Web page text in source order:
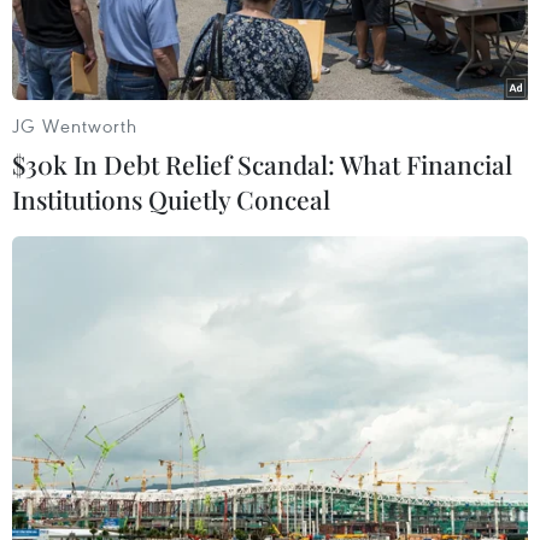
Mẫu xe của Porsche. (Nguồn: Bloomberg/Getty Images)
Giá cổ phiếu của nhà sản xuất xe hơi hạng sang
của Đức Porsche đã tăng trong ngày đầu tiên
giao dịch sau khi niêm yết trên thị trường
chứng khoán Frankfurt (Đức), giúp Porsche
được định giá ở khoảng 75 tỷ euro (73,5 tỷ USD)
JG Wentworth
$30k In Debt Relief Scandal: What Financial
Institutions Quietly Conceal